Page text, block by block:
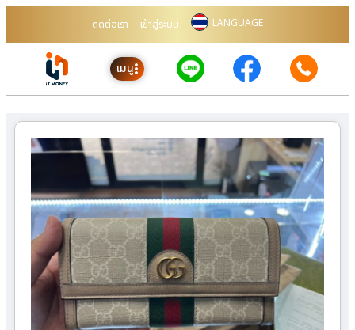
ติดต่อเรา เข้าสู่ระบบ LANGUAGE
เมนู